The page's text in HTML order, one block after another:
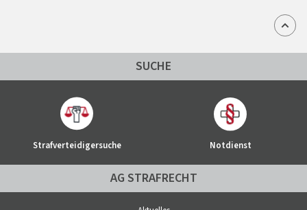
SUCHE
Strafverteidigersuche Notdienst
AG STRAFRECHT